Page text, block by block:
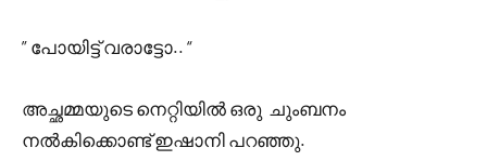
” പോയിട്ട് വരാട്ടോ.. “
അച്ഛമ്മയുടെ നെറ്റിയിൽ ഒരു ചുംബനം
നൽകിക്കൊണ്ട് ഇഷാനി പറഞ്ഞു.